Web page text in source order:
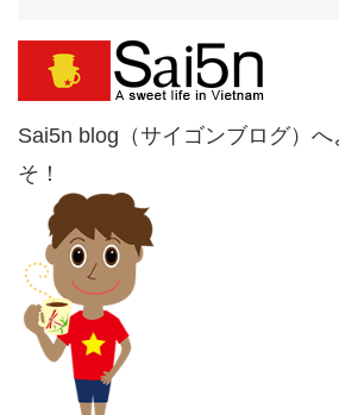
Sai5n blog（サイゴンブログ）へ
そ！